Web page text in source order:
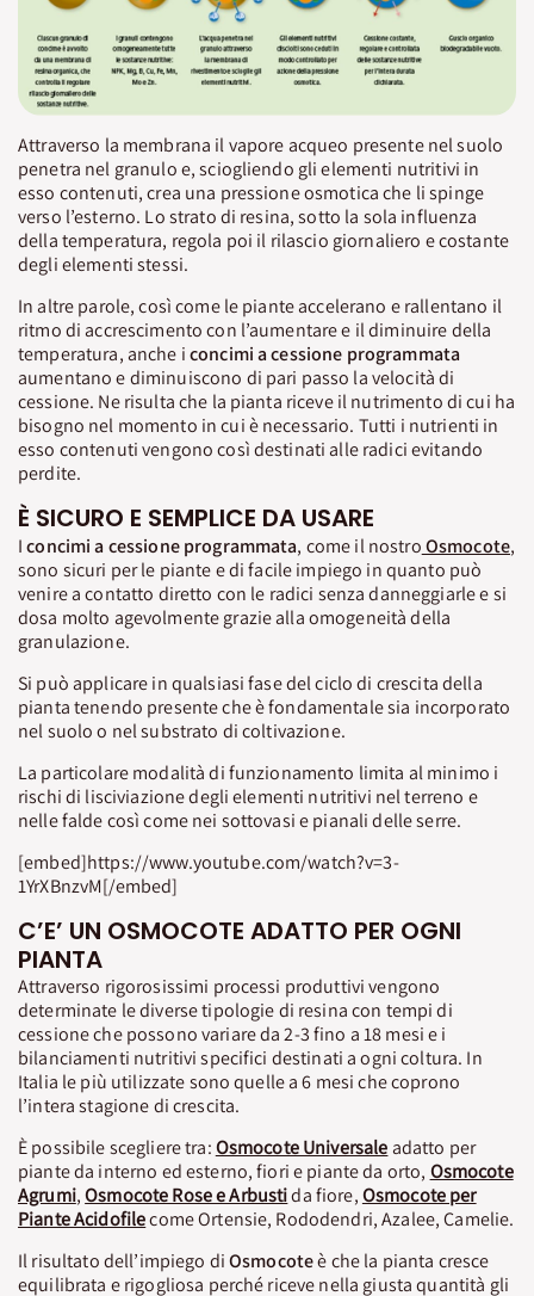
Attraverso la membrana il vapore acqueo presente nel suolo
penetra nel granulo e, sciogliendo gli elementi nutritivi in
esso contenuti, crea una pressione osmotica che li spinge
verso l’esterno. Lo strato di resina, sotto la sola influenza
della temperatura, regola poi il rilascio giornaliero e costante
degli elementi stessi.
In altre parole, così come le piante accelerano e rallentano il
ritmo di accrescimento con l’aumentare e il diminuire della
temperatura, anche iconcimi a cessione programmata
aumentano e diminuiscono di pari passo la velocità di
cessione. Ne risulta che la pianta riceve il nutrimento di cui ha
bisogno nel momento in cui è necessario. Tutti i nutrienti in
esso contenuti vengono così destinati alle radici evitando
perdite.
È SICURO E SEMPLICE DA USARE
Iconcimi a cessione programmata, come il nostroOsmocote,
sono sicuri per le piante e di facile impiego in quanto può
venire a contatto diretto con le radici senza danneggiarle e si
dosa molto agevolmente grazie alla omogeneità della
granulazione.
Si può applicare in qualsiasi fase del ciclo di crescita della
pianta tenendo presente che è fondamentale sia incorporato
nel suolo o nel substrato di coltivazione.
La particolare modalità di funzionamento limita al minimo i
rischi di lisciviazione degli elementi nutritivi nel terreno e
nelle falde così come nei sottovasi e pianali delle serre.
[embed]https://www.youtube.com/watch?v=3-
1YrXBnzvM[/embed]
C’E’ UN OSMOCOTE ADATTO PER OGNI
PIANTA
Attraverso rigorosissimi processi produttivi vengono
determinate le diverse tipologie di resina con tempi di
cessione che possono variare da 2-3 fino a 18 mesi e i
bilanciamenti nutritivi specifici destinati a ogni coltura. In
Italia le più utilizzate sono quelle a 6 mesi che coprono
l’intera stagione di crescita.
È possibile scegliere tra:Osmocote Universale adatto per
piante da interno ed esterno, fiori e piante da orto, Osmocote
Agrumi,Osmocote Rose e Arbustida fiore,Osmocote per
Piante Acidofilecome Ortensie, Rododendri, Azalee, Camelie.
Il risultato dell’impiego diOsmocoteè che la pianta cresce
equilibrata e rigogliosa perché riceve nella giusta quantità gli